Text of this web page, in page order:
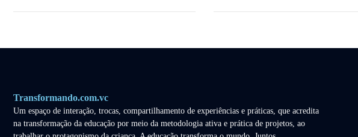
Transformando.com.vc
Um espaço de interação, trocas, compartilhamento de experiências e práticas, que acredita
na transformação da educação por meio da metodologia ativa e prática de projetos, ao